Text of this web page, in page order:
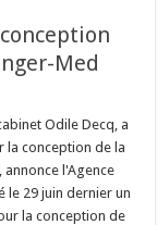
Med
Odile Decq, a
la conception de la
l'Agence
le 29 juin dernier un
la conception de